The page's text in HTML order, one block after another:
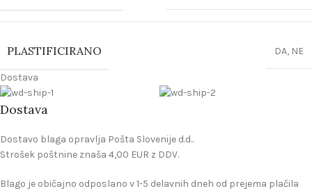
PLASTIFICIRANO DA, NE
Dostava
Dostava
Dostavo blaga opravlja Pošta Slovenije d.d..
Strošek poštnine znaša 4,00 EUR z DDV.
Blago je običajno odposlano v 1-5 delavnih dneh od prejema plačila